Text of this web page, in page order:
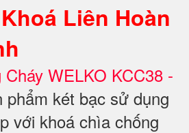
Liên Hoàn
WELKO KCC38 -
phẩm két bạc sử dụng
với khoá chìa chống